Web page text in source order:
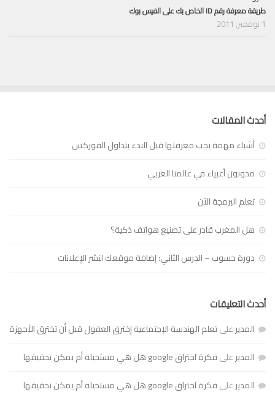
طريقة معرفة رقم ID الخاص بك على الفيس بوك
أحدث المقالات
أشياء مهمة يجب معرفتها قبل البدء بتداول الفوركس
مدونون أغبياء في عالمنا العربي
تعلم البرمجة الآن
هل المغرب قادر على تصنيع هواتف ذكية؟
دورة حسوب – الدرس الثاني: إضافة موقعك لنشر الإعلانات
أحدث التعليقات
المديرعلىتعلم الهندسة الإجتماعية إخترق العقول قبل أن تخترق الأجهزة
المديرعلىفكرة اختراق google هل هي مستحيلة أم يمكن تحقيقها
المديرعلىفكرة اختراق google هل هي مستحيلة أم يمكن تحقيقها